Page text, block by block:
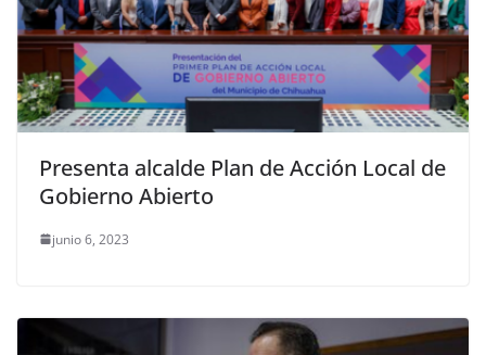
Presenta alcalde Plan de Acción Local de
Gobierno Abierto
junio 6, 2023